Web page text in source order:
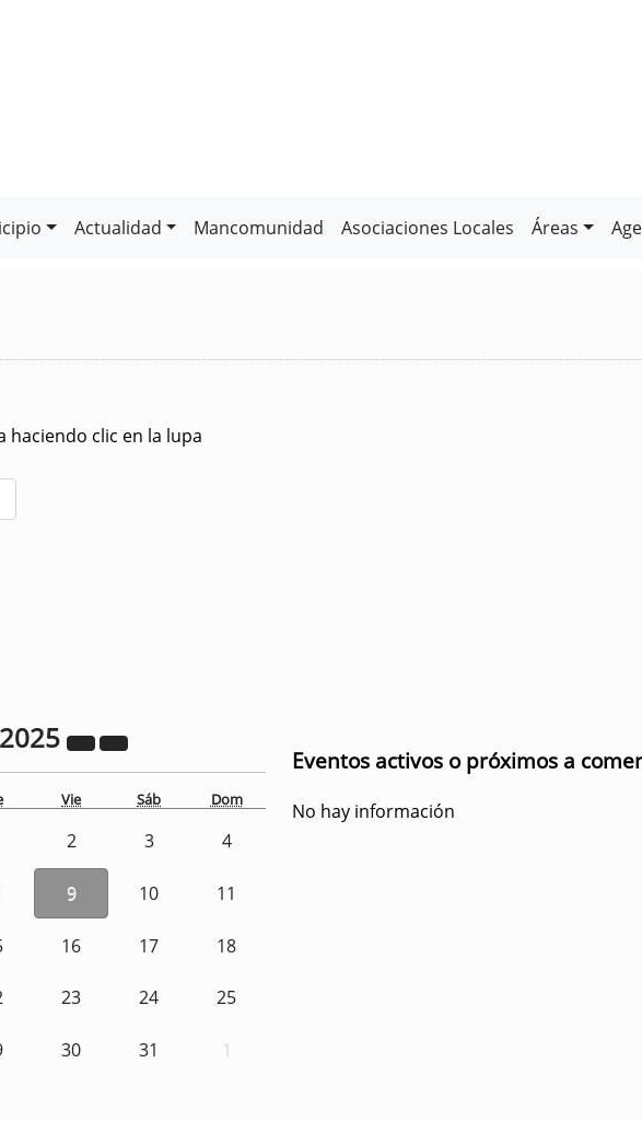
Actualidad Mancomunidad Asociaciones Locales Áreas
haciendo clic en la lupa
2025
Vie Sáb Dom
2 3 4
9 10 11
16 17 18
23 24 25
30 31 1
Eventos activos o próximos a
No hay información